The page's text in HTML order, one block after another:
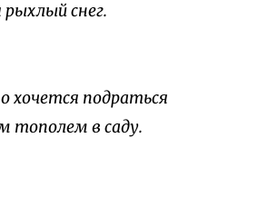
снег.
хочется подраться
тополем в саду.